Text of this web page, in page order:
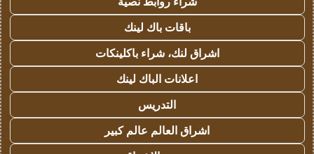
باقات باك لينك
اشراق لنك، شراء باكلينكات
اعلانات الباك لينك
التدريس
اشراق العالم عالم كبير